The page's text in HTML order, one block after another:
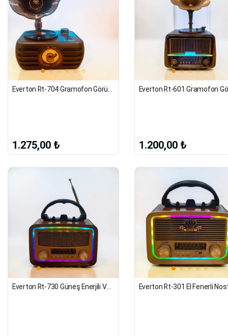
1.275,00 ₺ 1.200,00 ₺
Everton Rt-730 Güneş Enerjili Ve Fenerli Nostaljik Radyo